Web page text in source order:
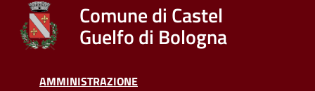
Comune di Castel
Guelfo di Bologna
AMMINISTRAZIONE